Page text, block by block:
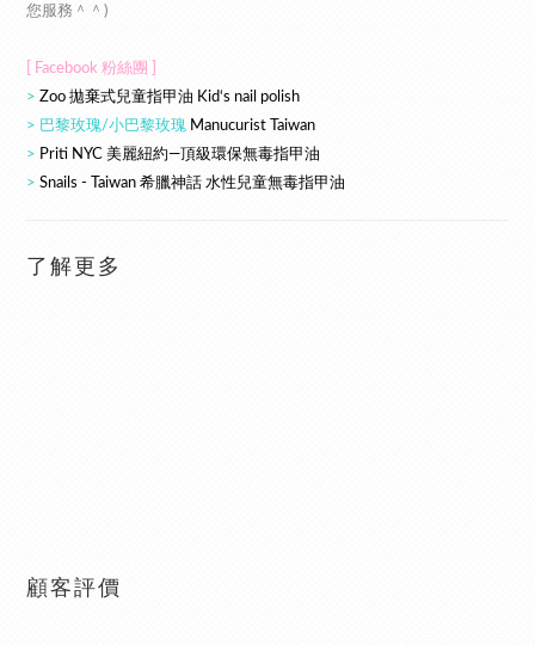
您服務＾＾)
[ Facebook 粉絲團 ]
> Zoo 拋棄式兒童指甲油 Kid‘s nail polish
> 巴黎玫瑰/小巴黎玫瑰 Manucurist Taiwan
> Priti NYC 美麗紐約—頂級環保無毒指甲油
> Snails - Taiwan 希臘神話 水性兒童無毒指甲油
了解更多
顧客評價